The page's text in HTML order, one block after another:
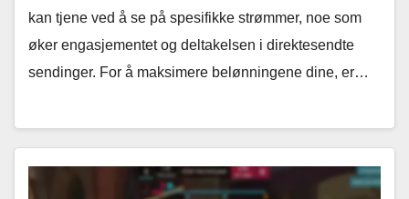
kan tjene ved å se på spesifikke strømmer, noe som
øker engasjementet og deltakelsen i direktesendte
sendinger. For å maksimere belønningene dine, er…